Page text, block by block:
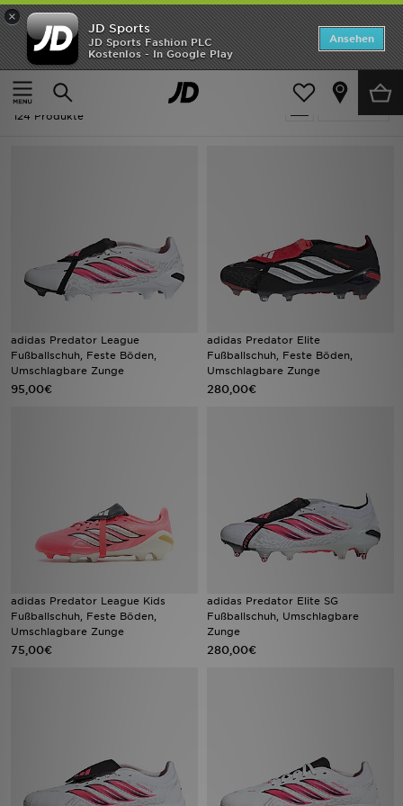
×
JD Sports
JD Sports Fashion PLC
Kostenlos - In Google Play
Ansehen
Home
Adidas Predator
Verfeinern
Adidas Predator
124 Produkte
adidas Predator League
Fußballschuh, Feste Böden,
Umschlagbare Zunge
95,00€
adidas Predator Elite
Fußballschuh, Feste Böden,
Umschlagbare Zunge
280,00€
adidas Predator League Kids
Fußballschuh, Feste Böden,
Umschlagbare Zunge
75,00€
adidas Predator Elite SG
Fußballschuh, Umschlagbare
Zunge
280,00€
ANGEBOTE
Neuheiten
Herren
Marken
Sport
Hilfe & Kontakt
Geschenkgutschein
Studenten
Blog